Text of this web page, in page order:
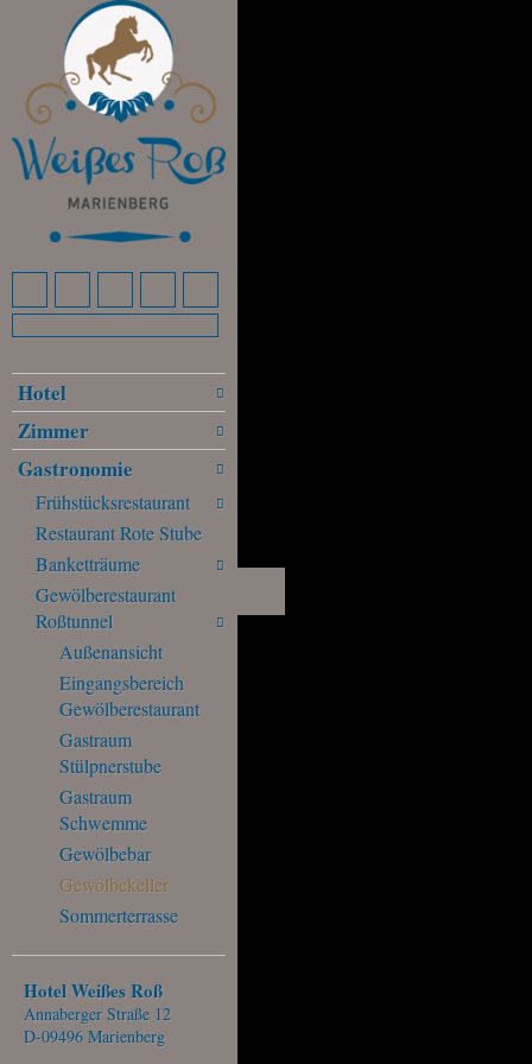
Hotel
Zimmer
Gastronomie
Frühstücksrestaurant
Restaurant Rote Stube
Banketträume
Gewölberestaurant
Roßtunnel
Außenansicht
Eingangsbereich
Gewölberestaurant
Gastraum
Stülpnerstube
Gastraum
Schwemme
Gewölbebar
Gewölbekeller
Sommerterrasse
Hotel Weißes Roß
Annaberger Straße 12
D-09496 Marienberg